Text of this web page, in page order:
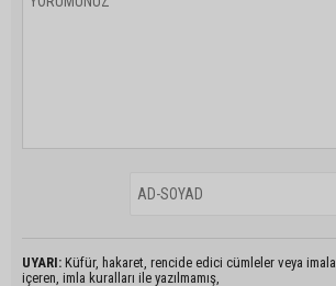
UYARI: Küfür, hakaret, rencide edici cümleler veya
içeren, imla kuralları ile yazılmamış,